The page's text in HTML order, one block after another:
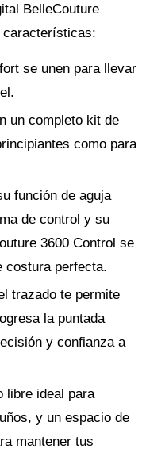
BelleCouture
características:
se unen para llevar
un completo kit de
como para
función de aguja
de control y su
3600 Control se
costura perfecta.
trazado te permite
la puntada
y confianza a
libre ideal para
y un espacio de
mantener tus